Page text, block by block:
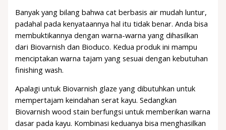
Banyak yang bilang bahwa cat berbasis air mudah luntur,
padahal pada kenyataannya hal itu tidak benar. Anda bisa
membuktikannya dengan warna-warna yang dihasilkan
dari Biovarnish dan Bioduco. Kedua produk ini mampu
menciptakan warna tajam yang sesuai dengan kebutuhan
finishing wash.
Apalagi untuk Biovarnish glaze yang dibutuhkan untuk
mempertajam keindahan serat kayu. Sedangkan
Biovarnish wood stain berfungsi untuk memberikan warna
dasar pada kayu. Kombinasi keduanya bisa menghasilkan